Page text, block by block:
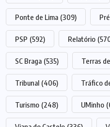
Ponte de Lima (309)
PSP (592) Relatório
SC Braga (535) Terras
Tribunal (406) Tráfico
Turismo (248) UMinho